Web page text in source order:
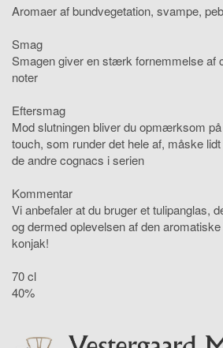
Aromaer af bundvegetation, svampe,
Smag
Smagen giver en stærk fornemmelse af
noter
Eftersmag
Mod slutningen bliver du opmærksom
touch, som runder det hele af, måske
de andre cognacs i serien
Kommentar
Vi anbefaler at du bruger et tulipanglas,
og dermed oplevelsen af den
konjak!
70 cl
40%